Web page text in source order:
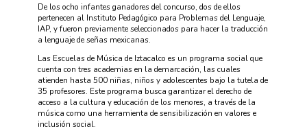
De los ocho infantes ganadores del concurso, dos de ellos
pertenecen al Instituto Pedagógico para Problemas del Lenguaje,
IAP, y fueron previamente seleccionados para hacer la traducción
a lenguaje de señas mexicanas.
Las Escuelas de Música de Iztacalco es un programa social que
cuenta con tres academias en la demarcación, las cuales
atienden hasta 500 niñas, niños y adolescentes bajo la tutela de
35 profesores. Este programa busca garantizar el derecho de
acceso a la cultura y educación de los menores, a través de la
música como una herramienta de sensibilización en valores e
inclusión social.